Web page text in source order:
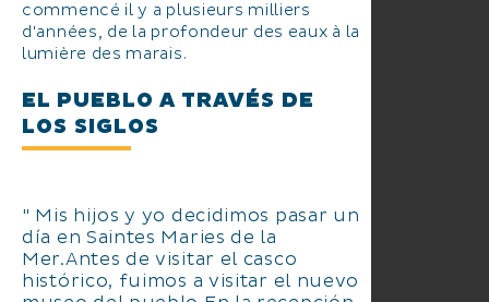
commencé il y a plusieurs milliers
d'années, de la profondeur des eaux à la
lumière des marais.
EL PUEBLO A TRAVÉS DE
LOS SIGLOS
" Mis hijos y yo decidimos pasar un
día en Saintes Maries de la
Mer.Antes de visitar el casco
histórico, fuimos a visitar el nuevo